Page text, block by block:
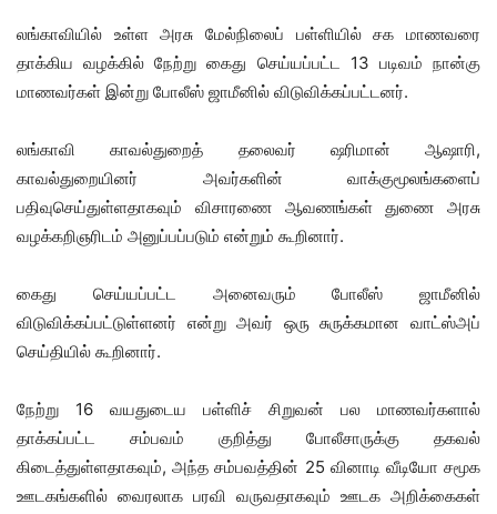
லங்காவியில் உள்ள அரசு மேல்நிலைப் பள்ளியில் சக மாணவரை
தாக்கிய வழக்கில் நேற்று கைது செய்யப்பட்ட 13 படிவம் நான்கு
மாணவர்கள் இன்று போலீஸ் ஜாமீனில் விடுவிக்கப்பட்டனர்.
லங்காவி காவல்துறைத் தலைவர் ஷரிமான் ஆஷாரி,
காவல்துறையினர் அவர்களின் வாக்குமூலங்களைப்
பதிவுசெய்துள்ளதாகவும் விசாரணை ஆவணங்கள் துணை அரசு
வழக்கறிஞரிடம் அனுப்பப்படும் என்றும் கூறினார்.
கைது செய்யப்பட்ட அனைவரும் போலீஸ் ஜாமீனில்
விடுவிக்கப்பட்டுள்ளனர் என்று அவர் ஒரு சுருக்கமான வாட்ஸ்அப்
செய்தியில் கூறினார்.
நேற்று 16 வயதுடைய பள்ளிச் சிறுவன் பல மாணவர்களால்
தாக்கப்பட்ட சம்பவம் குறித்து போலீசாருக்கு தகவல்
கிடைத்துள்ளதாகவும், அந்த சம்பவத்தின் 25 வினாடி வீடியோ சமூக
ஊடகங்களில் வைரலாக பரவி வருவதாகவும் ஊடக அறிக்கைகள்